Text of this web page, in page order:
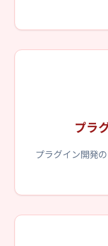
プラ
プラグイン開発